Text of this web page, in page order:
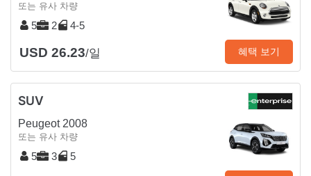
또는 유사 차량
5 2 4-5
USD 26.23/일 혜택 보기
SUV
Peugeot 2008
또는 유사 차량
5 3 5